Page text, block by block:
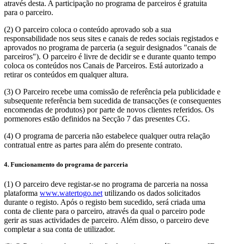
através desta. A participação no programa de parceiros é gratuita
para o parceiro.
(2) O parceiro coloca o conteúdo aprovado sob a sua
responsabilidade nos seus sites e canais de redes sociais registados e
aprovados no programa de parceria (a seguir designados "canais de
parceiros"). O parceiro é livre de decidir se e durante quanto tempo
coloca os conteúdos nos Canais de Parceiros. Está autorizado a
retirar os conteúdos em qualquer altura.
(3) O Parceiro recebe uma comissão de referência pela publicidade e
subsequente referência bem sucedida de transacções (e consequentes
encomendas de produtos) por parte de novos clientes referidos. Os
pormenores estão definidos na Secção 7 das presentes CG.
(4) O programa de parceria não estabelece qualquer outra relação
contratual entre as partes para além do presente contrato.
4. Funcionamento do programa de parceria
(1) O parceiro deve registar-se no programa de parceria na nossa
plataforma www.watertogo.net utilizando os dados solicitados
durante o registo. Após o registo bem sucedido, será criada uma
conta de cliente para o parceiro, através da qual o parceiro pode
gerir as suas actividades de parceiro. Além disso, o parceiro deve
completar a sua conta de utilizador.